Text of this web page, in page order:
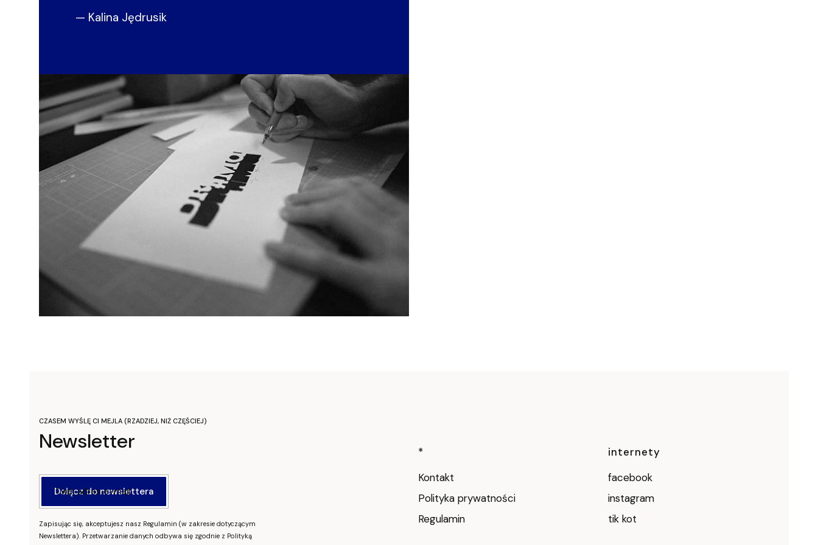
— Kalina Jędrusik
CZASEM WYŚLĘ CI MEJLA (RZADZIEJ, NIŻ CZĘŚCIEJ)
Newsletter
Twój adres e-mail
Dołącz do newslettera
Zapisując się, akceptujesz nasz Regulamin (w zakresie dotyczącym
Newslettera). Przetwarzanie danych odbywa się zgodnie z Polityką
Linki w stopce
*
Kontakt
Polityka prywatności
Regulamin
internety
facebook
instagram
tik kot